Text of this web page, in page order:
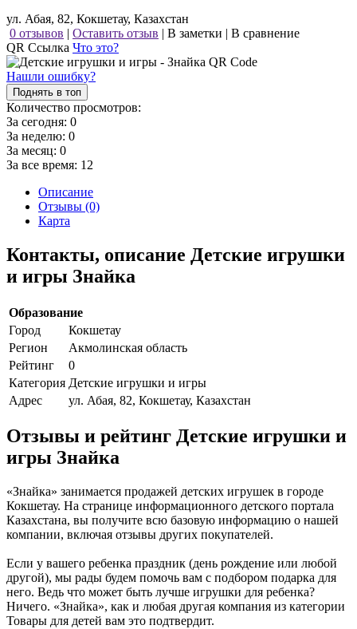
ул. Абая, 82, Кокшетау, Казахстан
0 отзывов | Оставить отзыв | В заметки | В сравнение
QR Ссылка Что это?
Нашли ошибку?
Поднять в топ
Количество просмотров:
За сегодня: 0
За неделю: 0
За месяц: 0
За все время: 12
Описание
Отзывы (0)
Карта
Контакты, описание Детские игрушки
и игры Знайка
Образование
Город
Кокшетау
Регион
Акмолинская область
Рейтинг
0
Категория Детские игрушки и игры
Адрес
ул. Абая, 82, Кокшетау, Казахстан
Отзывы и рейтинг Детские игрушки и
игры Знайка
«Знайка» занимается продажей детских игрушек в городе
Кокшетау. На странице информационного детского портала
Казахстана, вы получите всю базовую информацию о нашей
компании, включая отзывы других покупателей.
Если у вашего ребенка праздник (день рождение или любой
другой), мы рады будем помочь вам с подбором подарка для
него. Ведь что может быть лучше игрушки для ребенка?
Ничего. «Знайка», как и любая другая компания из категории
Товары для детей вам это подтвердит.